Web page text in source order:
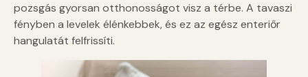
pozsgás gyorsan otthonosságot visz a térbe. A tavaszi
fényben a levelek élénkebbek, és ez az egész enteriőr
hangulatát felfrissíti.